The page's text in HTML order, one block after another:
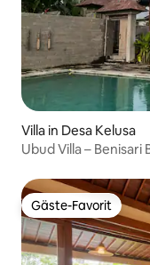
Villa in Desa Kelusa
Ubud Villa –
Gäste-Favorit
Gäste-Favorit